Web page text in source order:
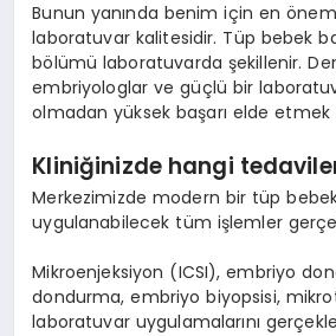
Bunun yanında benim için en
laboratuvar kalitesidir. Tüp bebek
bölümü laboratuvarda şekillenir.
embriyologlar ve güçlü bir
olmadan yüksek başarı elde
Kliniğinizde hangi
Merkezimizde modern bir tüp
uygulanabilecek tüm işlemler
Mikroenjeksiyon (ICSI), embriyo
dondurma, embriyo biyopsisi,
laboratuvar uygulamalarını